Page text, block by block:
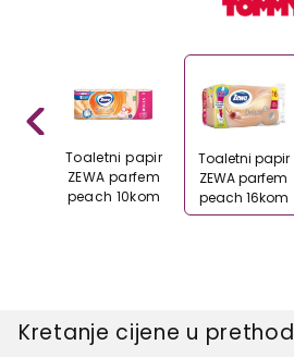
Toaletni papir
ZEWA parfem
peach 10kom
Toaletni papir
ZEWA parfem
peach 16kom
Kretanje cijene u